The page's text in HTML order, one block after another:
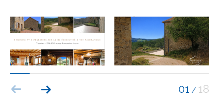
01 / 18
AFFINER LES CRITÈRES
TERRASSE PARKING PISCINE